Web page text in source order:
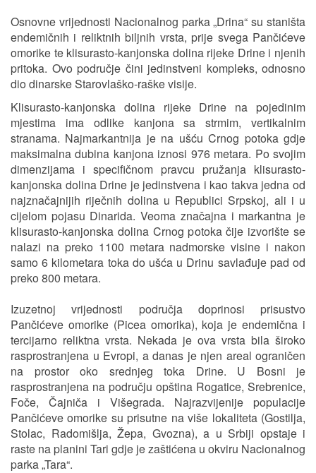
Osnovne vrijednosti Nacionalnog parka „Drina“ su staništa
endemičnih i reliktnih biljnih vrsta, prije svega Pančićeve
omorike te klisurasto-kanjonska dolina rijeke Drine i njenih
pritoka. Ovo područje čini jedinstveni kompleks, odnosno
dio dinarske Starovlaško-raške visije.
Klisurasto-kanjonska dolina rijeke Drine na pojedinim
mjestima ima odlike kanjona sa strmim, vertikalnim
stranama. Najmarkantnija je na ušću Crnog potoka gdje
maksimalna dubina kanjona iznosi 976 metara. Po svojim
dimenzijama i specifičnom pravcu pružanja klisurasto-
kanjonska dolina Drine je jedinstvena i kao takva jedna od
najznačajnijih riječnih dolina u Republici Srpskoj, ali i u
cijelom pojasu Dinarida. Veoma značajna i markantna je
klisurasto-kanjonska dolina Crnog potoka čije izvorište se
nalazi na preko 1100 metara nadmorske visine i nakon
samo 6 kilometara toka do ušća u Drinu savlađuje pad od
preko 800 metara.
Izuzetnoj vrijednosti područja doprinosi prisustvo
Pančićeve omorike (Picea omorika), koja je endemična i
tercijarno reliktna vrsta. Nekada je ova vrsta bila široko
rasprostranjena u Evropi, a danas je njen areal ograničen
na prostor oko srednjeg toka Drine. U Bosni je
rasprostranjena na području opština Rogatice, Srebrenice,
Foče, Čajniča i Višegrada. Najrazvijenije populacije
Pančićeve omorike su prisutne na više lokaliteta (Gostilja,
Stolac, Radomišlja, Žepa, Gvozna), a u Srbiji opstaje i
raste na planini Tari gdje je zaštićena u okviru Nacionalnog
parka „Tara“.